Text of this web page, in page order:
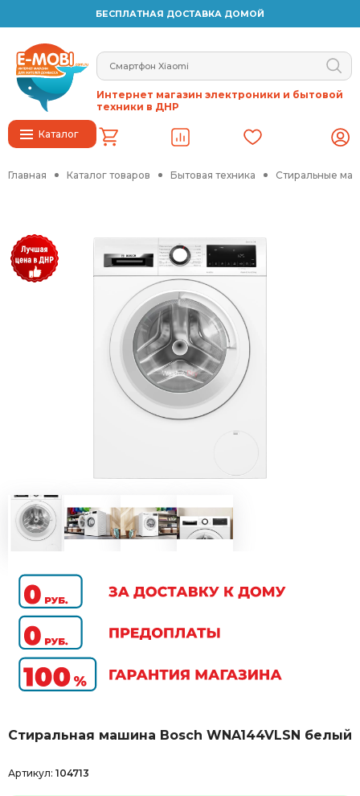
БЕСПЛАТНАЯ ДОСТАВКА ДОМОЙ
Каталог
Интернет магазин электроники и бытовой
техники в ДНР
Главная Каталог товаров Бытовая техника Стиральные
Стиральная машина Bosch WNA144VLSN белый
Артикул: 104713